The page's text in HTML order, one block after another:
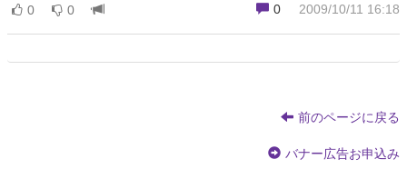
0
2009/10/11 16:18
0 0
前のページに戻る
バナー広告お申込み